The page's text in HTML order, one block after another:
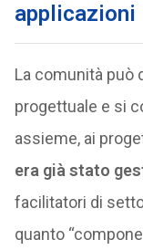
applicazioni
La comunità può
progettuale e si
assieme, ai
era già stato
facilitatori di
quanto